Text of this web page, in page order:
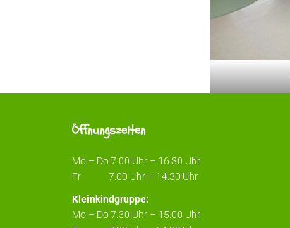
Öffnungszeiten
Mo – Do 7.00 Uhr – 16.30 Uhr
Fr 7.00 Uhr – 14.30 Uhr
Kleinkindgruppe:
Mo – Do 7.30 Uhr – 15.00 Uhr